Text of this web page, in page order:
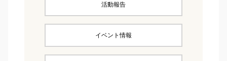
活動報告
イベント情報